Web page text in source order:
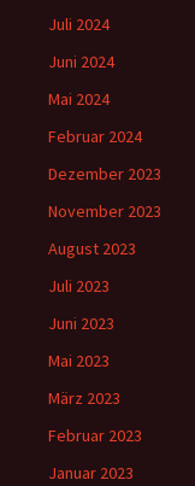
Juli 2024
Juni 2024
Mai 2024
Februar 2024
Dezember 2023
November 2023
August 2023
Juli 2023
Juni 2023
Mai 2023
März 2023
Februar 2023
Januar 2023